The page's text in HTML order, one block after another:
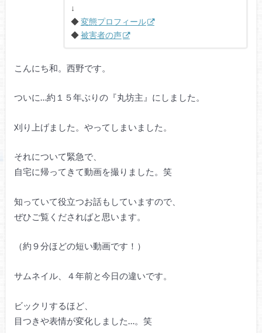
↓
◆変態プロフィール
◆被害者の声
こんにち和。西野です。
ついに…約１５年ぶりの『丸坊主』にしました。
刈り上げました。やってしまいました。
それについて緊急で、
自宅に帰ってきて動画を撮りました。笑
知っていて役立つお話もしていますので、
ぜひご覧くださればと思います。
（約９分ほどの短い動画です！）
サムネイル、４年前と今日の違いです。
ビックリするほど、
目つきや表情が変化しました…。笑